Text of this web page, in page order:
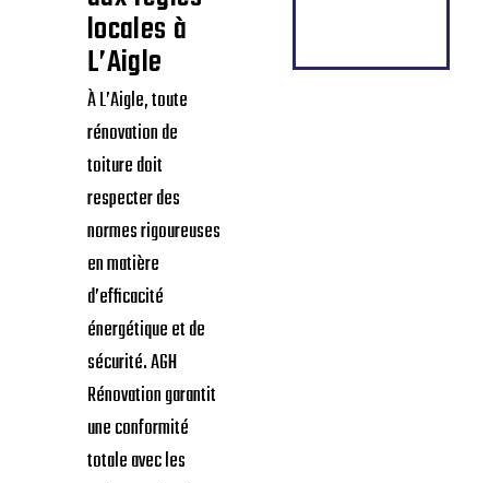
Changement
de toiture
conforme
aux règles
locales à
L’Aigle
À L’Aigle, toute
rénovation de
toiture doit
respecter des
normes rigoureuses
en matière